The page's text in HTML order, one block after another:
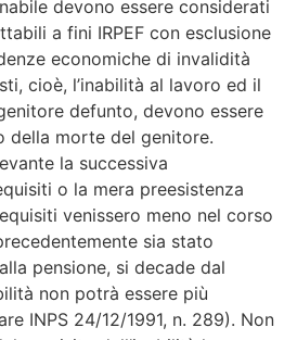
devono essere considerati
a fini IRPEF con esclusione
economiche di invalidità
cioè, l’inabilità al lavoro ed il
defunto, devono essere
della morte del genitore.
la successiva
o la mera preesistenza
venissero meno nel corso
sia stato
pensione, si decade dal
non potrà essere più
INPS 24/12/1991, n. 289). Non